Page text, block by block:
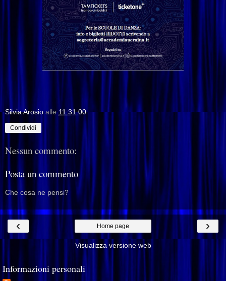
Silvia Arosio alle11:31:00
Condividi
Nessun commento:
Posta un commento
Che cosa ne pensi?
‹ ›
Home page
Visualizza versione web
Informazioni personali